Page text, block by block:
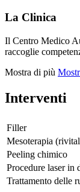
La Clinica
Il Centro Medico
raccoglie
Mostra di più
Interventi
Filler
Mesoterapia
Peeling chimico
Procedure laser in
Trattamento delle